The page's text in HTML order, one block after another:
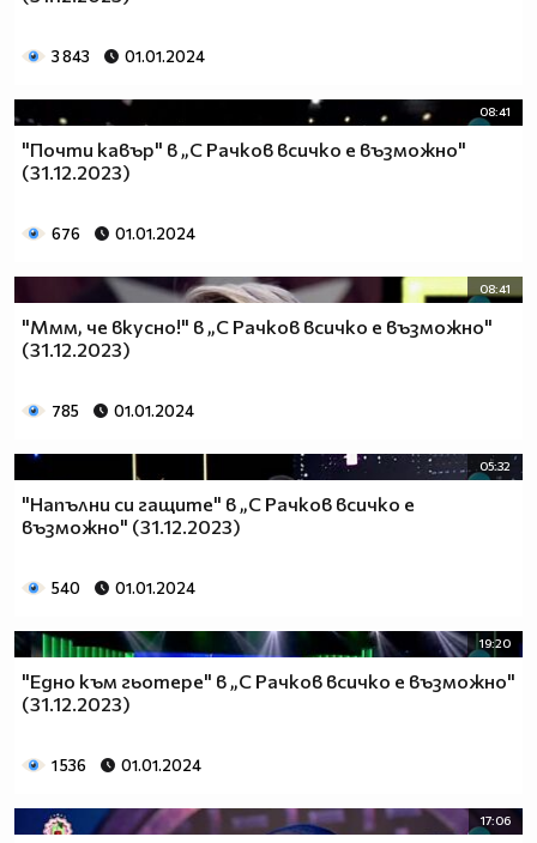
3 843 01.01.2024
08:41
"Почти кавър" в „С Рачков всичко е възможно"
(31.12.2023)
676 01.01.2024
08:41
"Ммм, че вкусно!" в „С Рачков всичко е възможно"
(31.12.2023)
785 01.01.2024
05:32
"Напълни си гащите" в „С Рачков всичко е
възможно" (31.12.2023)
540 01.01.2024
19:20
"Едно към гьотере" в „С Рачков всичко е възможно"
(31.12.2023)
1 536 01.01.2024
17:06